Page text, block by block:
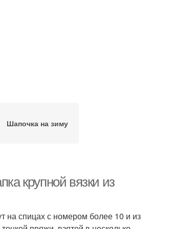
Шапочка на зиму
крупной вязки из
на спицах с номером более 10 и из